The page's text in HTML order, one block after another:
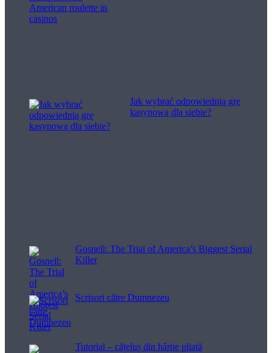
Jak wybrać odpowiednią grę
kasynową dla siebie?
Gosnell: The Trial of America’s Biggest Serial
Killer
Scrisori către Dumnezeu
Tutorial – cățeluș din hârtie pliată